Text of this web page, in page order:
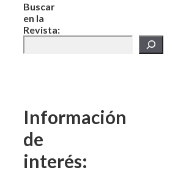
Buscar
en la
Revista:
Información
de
interés: